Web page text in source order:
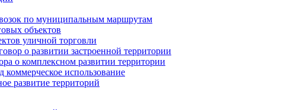
по муниципальным маршрутам
объектов
уличной торговли
о развитии застроенной территории
о комплексном развитии территории
использование
развитие территорий